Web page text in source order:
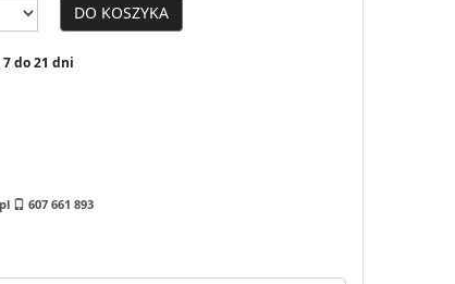
DO KOSZYKA
do 21 dni
607 661 893